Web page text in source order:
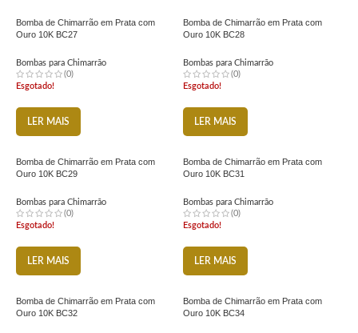
Bomba de Chimarrão em Prata com
Ouro 10K BC27
Bombas para Chimarrão
(0)
Esgotado!
LER MAIS
Bomba de Chimarrão em Prata com
Ouro 10K BC28
Bombas para Chimarrão
(0)
Esgotado!
LER MAIS
Bomba de Chimarrão em Prata com
Ouro 10K BC29
Bombas para Chimarrão
(0)
Esgotado!
LER MAIS
Bomba de Chimarrão em Prata com
Ouro 10K BC31
Bombas para Chimarrão
(0)
Esgotado!
LER MAIS
Bomba de Chimarrão em Prata com
Ouro 10K BC32
Bomba de Chimarrão em Prata com
Ouro 10K BC34